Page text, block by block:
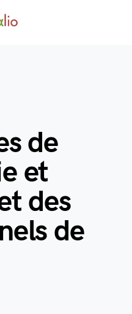
de
et
des
de